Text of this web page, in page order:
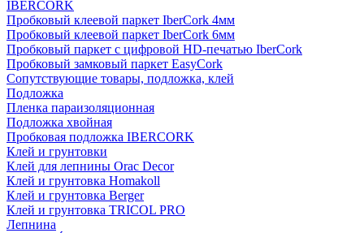
IBERCORK
Пробковый клеевой паркет IberCork 4мм
Пробковый клеевой паркет IberCork 6мм
Пробковый паркет с цифровой HD-печатью IberCork
Пробковый замковый паркет EasyCork
Сопутствующие товары, подложка, клей
Подложка
Пленка параизоляционная
Подложка хвойная
Пробковая подложка IBERCORK
Клей и грунтовки
Клей для лепнины Orac Decor
Клей и грунтовка Homakoll
Клей и грунтовка Berger
Клей и грунтовка TRICOL PRO
Лепнина